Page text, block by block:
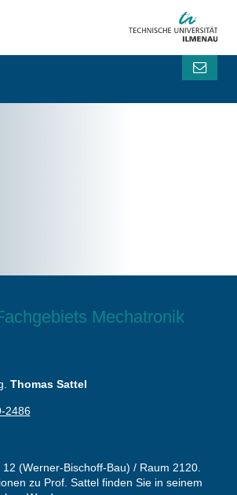
Mechatronik
Thomas Sattel
2486
(Werner-Bischoff-Bau) / Raum 2120.
zu Prof. Sattel finden Sie in seinem